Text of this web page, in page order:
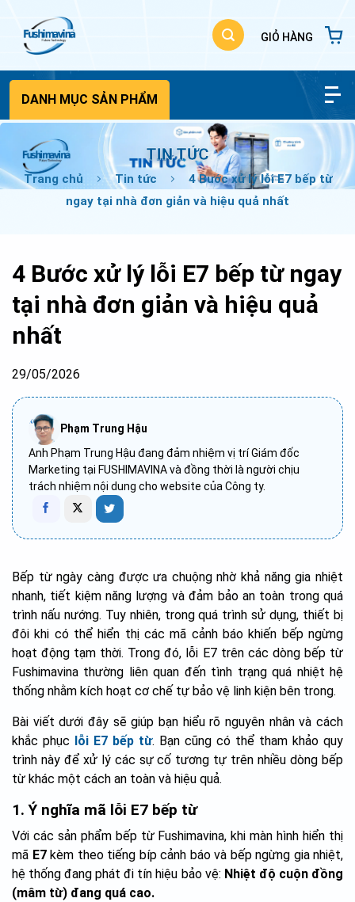
DANH MỤC SẢN PHẨM
TIN TỨC
Trang chủ Tin tức
4 Bước xử lý lỗi E7 bếp từ
ngay tại nhà đơn giản và hiệu quả nhất
4 Bước xử lý lỗi E7 bếp từ ngay
tại nhà đơn giản và hiệu quả
nhất
29/05/2026
Phạm Trung Hậu
Anh Phạm Trung Hậu đang đảm nhiệm vị trí Giám đốc
Marketing tại FUSHIMAVINA và đồng thời là người chịu
trách nhiệm nội dung cho website của Công ty.
Bếp từ ngày càng được ưa chuộng nhờ khả năng gia nhiệt
nhanh, tiết kiệm năng lượng và đảm bảo an toàn trong quá
trình nấu nướng. Tuy nhiên, trong quá trình sử dụng, thiết bị
đôi khi có thể hiển thị các mã cảnh báo khiến bếp ngừng
hoạt động tạm thời. Trong đó, lỗi E7 trên các dòng bếp từ
Fushimavina thường liên quan đến tình trạng quá nhiệt hệ
thống nhằm kích hoạt cơ chế tự bảo vệ linh kiện bên trong.
Bài viết dưới đây sẽ giúp bạn hiểu rõ nguyên nhân và cách
khắc phục lỗi E7 bếp từ. Bạn cũng có thể tham khảo quy
trình này để xử lý các sự cố tương tự trên nhiều dòng bếp
từ khác một cách an toàn và hiệu quả.
1. Ý nghĩa mã lỗi E7 bếp từ
Với các sản phẩm bếp từ Fushimavina, khi màn hình hiển thị
mã E7kèm theo tiếng bíp cảnh báo và bếp ngừng gia nhiệt,
hệ thống đang phát đi tín hiệu bảo vệ: Nhiệt độ cuộn đồng
(mâm từ) đang quá cao.